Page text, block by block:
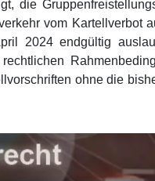
die
vom Kartellverbot
2024 endgültig
ohne die